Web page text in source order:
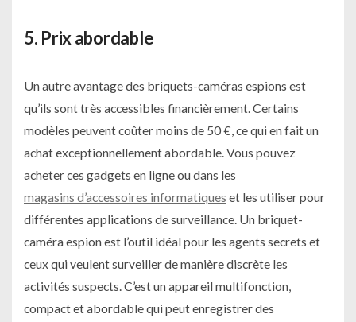
5. Prix abordable
Un autre avantage des briquets-caméras espions est
qu’ils sont très accessibles financièrement. Certains
modèles peuvent coûter moins de 50 €, ce qui en fait un
achat exceptionnellement abordable. Vous pouvez
acheter ces gadgets en ligne ou dans les
magasins d’accessoires informatiques et les utiliser pour
différentes applications de surveillance. Un briquet-
caméra espion est l’outil idéal pour les agents secrets et
ceux qui veulent surveiller de manière discrète les
activités suspects. C’est un appareil multifonction,
compact et abordable qui peut enregistrer des